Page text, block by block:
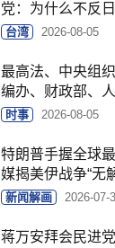
党：为什么不反日
台湾 2026-08-05
最高法、中央组
编办、财政部、
时事 2026-08-05
特朗普手握全球
媒揭美伊战争“无
新闻解画 2026-07-
蒋万安拜会民进